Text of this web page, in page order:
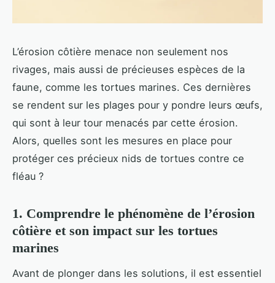
L’érosion côtière menace non seulement nos
rivages, mais aussi de précieuses espèces de la
faune, comme les tortues marines. Ces dernières
se rendent sur les plages pour y pondre leurs œufs,
qui sont à leur tour menacés par cette érosion.
Alors, quelles sont les mesures en place pour
protéger ces précieux nids de tortues contre ce
fléau ?
1. Comprendre le phénomène de l’érosion
côtière et son impact sur les tortues
marines
Avant de plonger dans les solutions, il est essentiel